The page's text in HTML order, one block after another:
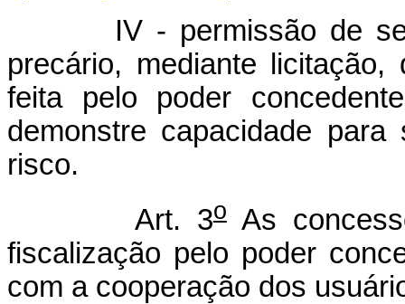
IV - permissão de
precário, mediante
feita pelo poder
demonstre capacidade
risco.
Art. 3oAs
fiscalização pelo poder
com a cooperação dos